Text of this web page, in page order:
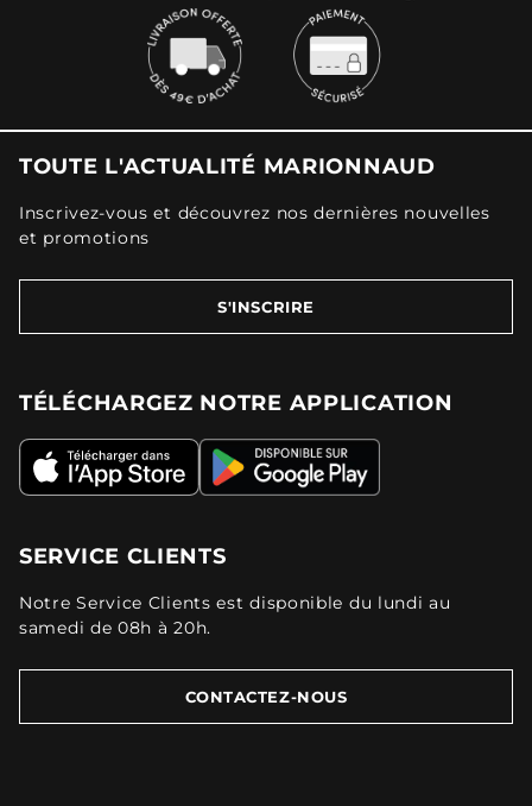
TOUTE L'ACTUALITÉ MARIONNAUD
Inscrivez-vous et découvrez nos dernières nouvelles
et promotions
S'INSCRIRE
TÉLÉCHARGEZ NOTRE APPLICATION
SERVICE CLIENTS
Notre Service Clients est disponible du lundi au
samedi de 08h à 20h.
CONTACTEZ-NOUS